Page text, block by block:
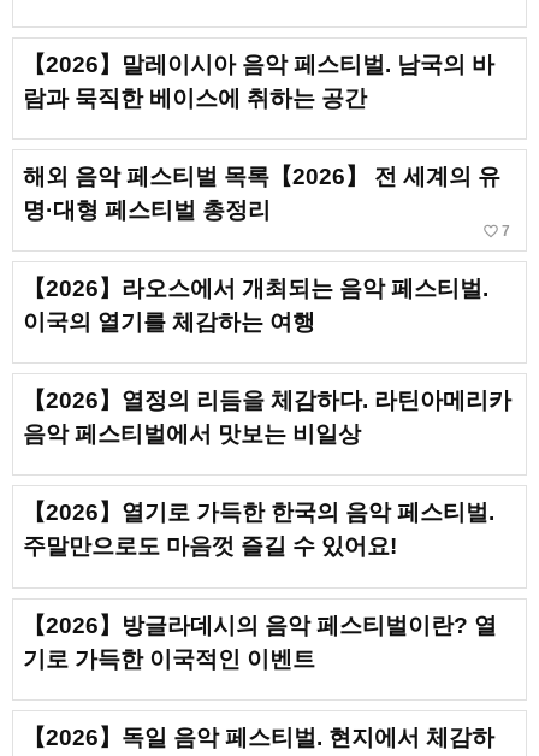
【2026】말레이시아 음악 페스티벌. 남국의 바
람과 묵직한 베이스에 취하는 공간
해외 음악 페스티벌 목록【2026】 전 세계의 유
명·대형 페스티벌 총정리
favorite_border 7
【2026】라오스에서 개최되는 음악 페스티벌.
이국의 열기를 체감하는 여행
【2026】열정의 리듬을 체감하다. 라틴아메리카
음악 페스티벌에서 맛보는 비일상
【2026】열기로 가득한 한국의 음악 페스티벌.
주말만으로도 마음껏 즐길 수 있어요!
【2026】방글라데시의 음악 페스티벌이란? 열
기로 가득한 이국적인 이벤트
【2026】독일 음악 페스티벌. 현지에서 체감하